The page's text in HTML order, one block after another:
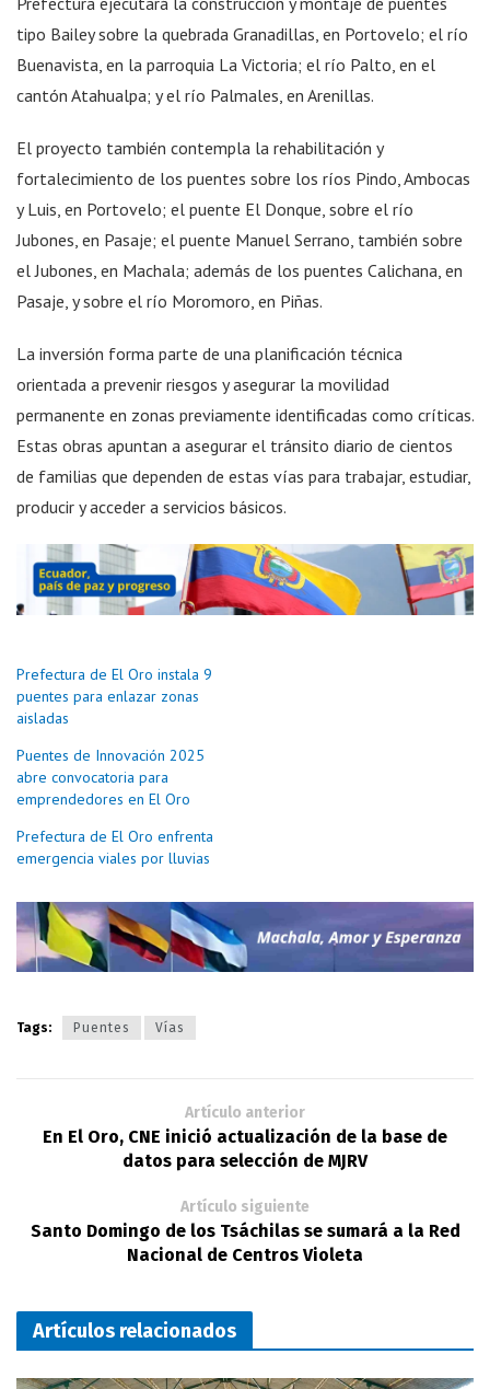
tipo Bailey sobre la quebrada Granadillas, en Portovelo; el río
Buenavista, en la parroquia La Victoria; el río Palto, en el
cantón Atahualpa; y el río Palmales, en Arenillas.
El proyecto también contempla la rehabilitación y
fortalecimiento de los puentes sobre los ríos Pindo, Ambocas
y Luis, en Portovelo; el puente El Donque, sobre el río
Jubones, en Pasaje; el puente Manuel Serrano, también sobre
el Jubones, en Machala; además de los puentes Calichana, en
Pasaje, y sobre el río Moromoro, en Piñas.
La inversión forma parte de una planificación técnica
orientada a prevenir riesgos y asegurar la movilidad
permanente en zonas previamente identificadas como críticas.
Estas obras apuntan a asegurar el tránsito diario de cientos
de familias que dependen de estas vías para trabajar, estudiar,
producir y acceder a servicios básicos.
Prefectura de El Oro instala 9
puentes para enlazar zonas
aisladas
Puentes de Innovación 2025
abre convocatoria para
emprendedores en El Oro
Prefectura de El Oro enfrenta
emergencia viales por lluvias
Tags: Puentes Vías
Artículo anterior
En El Oro, CNE inició actualización de la base de
datos para selección de MJRV
Artículo siguiente
Santo Domingo de los Tsáchilas se sumará a la Red
Nacional de Centros Violeta
Artículos relacionados